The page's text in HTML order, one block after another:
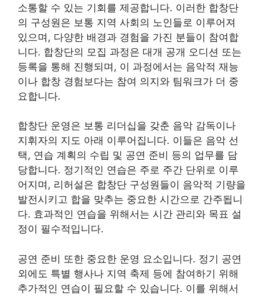
소통할 수 있는 기회를 제공합니다. 이러한 합창단
의 구성원은 보통 지역 사회의 노인들로 이루어져
있으며, 다양한 배경과 경험을 가진 분들이 참여합
니다. 합창단의 모집 과정은 대개 공개 오디션 또는
등록을 통해 진행되며, 이 과정에서는 음악적 재능
이나 합창 경험보다는 참여 의지와 팀워크가 더 중
요합니다.
합창단 운영은 보통 리더십을 갖춘 음악 감독이나
지휘자의 지도 아래 이루어집니다. 이들은 음악 선
택, 연습 계획의 수립 및 공연 준비 등의 업무를 담
당합니다. 정기적인 연습은 주로 주간 단위로 이루
어지며, 리허설은 합창단 구성원들이 음악적 기량을
발전시키고 합을 맞추는 중요한 시간으로 간주됩니
다. 효과적인 연습을 위해서는 시간 관리와 목표 설
정이 필수적입니다.
공연 준비 또한 중요한 운영 요소입니다. 정기 공연
외에도 특별 행사나 지역 축제 등에 참여하기 위해
추가적인 연습이 필요할 수 있습니다. 이를 위해서